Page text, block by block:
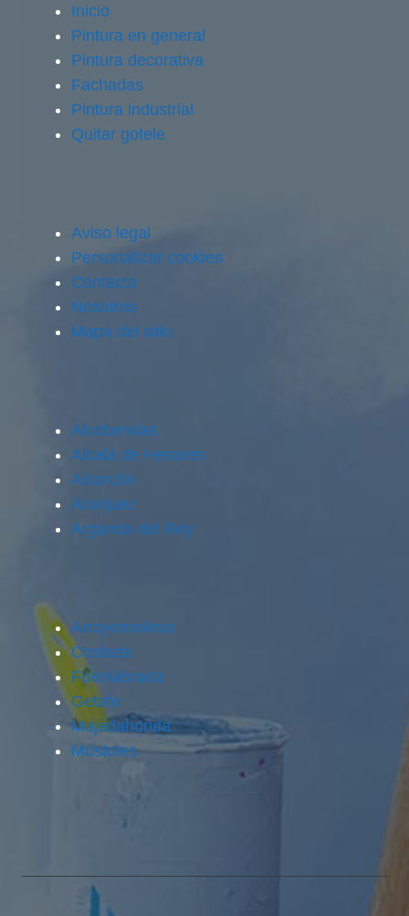
Inicio
Pintura en general
Pintura decorativa
Fachadas
Pintura industrial
Quitar gotele
Aviso legal
Personalizar cookies
Contacto
Nosotros
Mapa del sitio
Alcobendas
Alcalá de Henares
Alcorcón
Aranjuez
Arganda del Rey
Arroyomolinos
Coslada
Fuenlabrada
Getafe
Majadahonda
Móstoles